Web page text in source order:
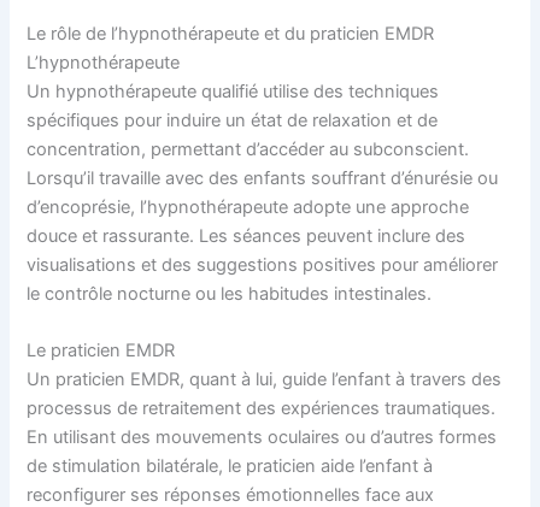
Le rôle de l’hypnothérapeute et du praticien EMDR
L’hypnothérapeute
Un hypnothérapeute qualifié utilise des techniques
spécifiques pour induire un état de relaxation et de
concentration, permettant d’accéder au subconscient.
Lorsqu’il travaille avec des enfants souffrant d’énurésie ou
d’encoprésie, l’hypnothérapeute adopte une approche
douce et rassurante. Les séances peuvent inclure des
visualisations et des suggestions positives pour améliorer
le contrôle nocturne ou les habitudes intestinales.
Le praticien EMDR
Un praticien EMDR, quant à lui, guide l’enfant à travers des
processus de retraitement des expériences traumatiques.
En utilisant des mouvements oculaires ou d’autres formes
de stimulation bilatérale, le praticien aide l’enfant à
reconfigurer ses réponses émotionnelles face aux